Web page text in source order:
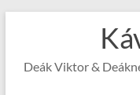
Deák Viktor &